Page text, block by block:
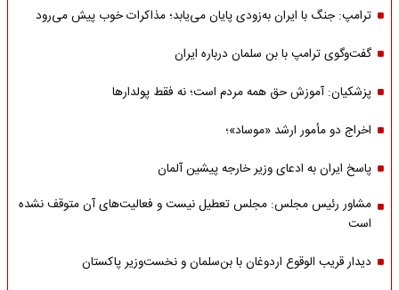
ترامپ: جنگ با ایران به‌زودی پایان می‌یابد؛ مذاکرات خوب پیش می‌رود
گفت‌وگوی ترامپ با بن سلمان درباره ایران
پزشکیان: آموزش حق همه مردم است؛ نه فقط پولدارها
اخراج دو مأمور ارشد «موساد»؛
پاسخ ایران به ادعای وزیر خارجه پیشین آلمان
مشاور رئیس مجلس: مجلس تعطیل نیست و فعالیت‌های آن متوقف نشده
است
دیدار قریب الوقوع اردوغان با بن‌سلمان و نخست‌وزیر پاکستان